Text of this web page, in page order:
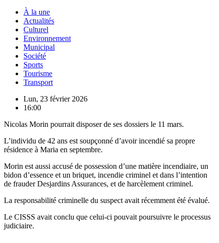
À la une
Actualités
Culturel
Environnement
Municipal
Société
Sports
Tourisme
Transport
Lun, 23 février 2026
16:00
Nicolas Morin pourrait disposer de ses dossiers le 11 mars.
L’individu de 42 ans est soupçonné d’avoir incendié sa propre
résidence à Maria en septembre.
Morin est aussi accusé de possession d’une matière incendiaire, un
bidon d’essence et un briquet, incendie criminel et dans l’intention
de frauder Desjardins Assurances, et de harcèlement criminel.
La responsabilité criminelle du suspect avait récemment été évalué.
Le CISSS avait conclu que celui-ci pouvait poursuivre le processus
judiciaire.